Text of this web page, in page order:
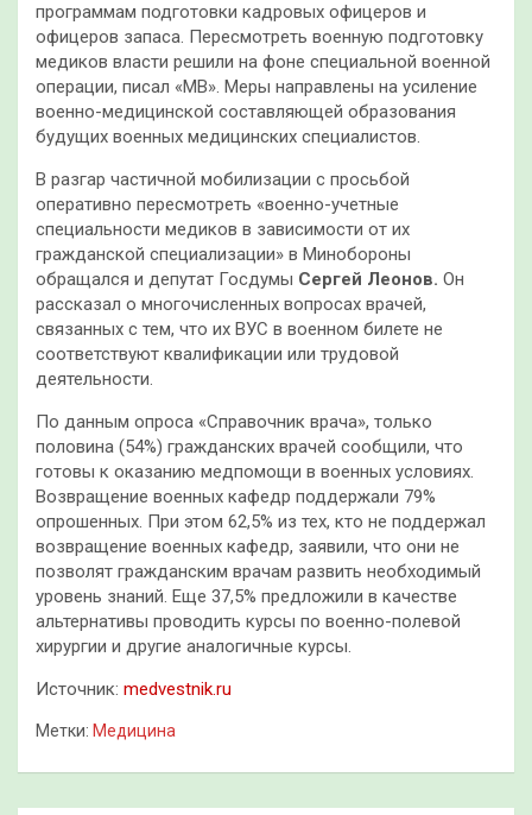
программам подготовки кадровых офицеров и
офицеров запаса. Пересмотреть военную подготовку
медиков власти решили на фоне специальной военной
операции, писал «МВ». Меры направлены на усиление
военно-медицинской составляющей образования
будущих военных медицинских специалистов.
В разгар частичной мобилизации с просьбой
оперативно пересмотреть «военно-учетные
специальности медиков в зависимости от их
гражданской специализации» в Минобороны
обращался и депутат Госдумы Сергей Леонов. Он
рассказал о многочисленных вопросах врачей,
связанных с тем, что их ВУС в военном билете не
соответствуют квалификации или трудовой
деятельности.
По данным опроса «Справочник врача», только
половина (54%) гражданских врачей сообщили, что
готовы к оказанию медпомощи в военных условиях.
Возвращение военных кафедр поддержали 79%
опрошенных. При этом 62,5% из тех, кто не поддержал
возвращение военных кафедр, заявили, что они не
позволят гражданским врачам развить необходимый
уровень знаний. Еще 37,5% предложили в качестве
альтернативы проводить курсы по военно-полевой
хирургии и другие аналогичные курсы.
Источник: medvestnik.ru
Метки: Медицина